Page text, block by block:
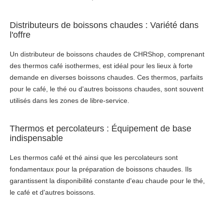
Distributeurs de boissons chaudes : Variété dans
l'offre
Un distributeur de boissons chaudes de CHRShop, comprenant
des thermos café isothermes, est idéal pour les lieux à forte
demande en diverses boissons chaudes. Ces thermos, parfaits
pour le café, le thé ou d'autres boissons chaudes, sont souvent
utilisés dans les zones de libre-service.
Thermos et percolateurs : Équipement de base
indispensable
Les thermos café et thé ainsi que les percolateurs sont
fondamentaux pour la préparation de boissons chaudes. Ils
garantissent la disponibilité constante d'eau chaude pour le thé,
le café et d'autres boissons.